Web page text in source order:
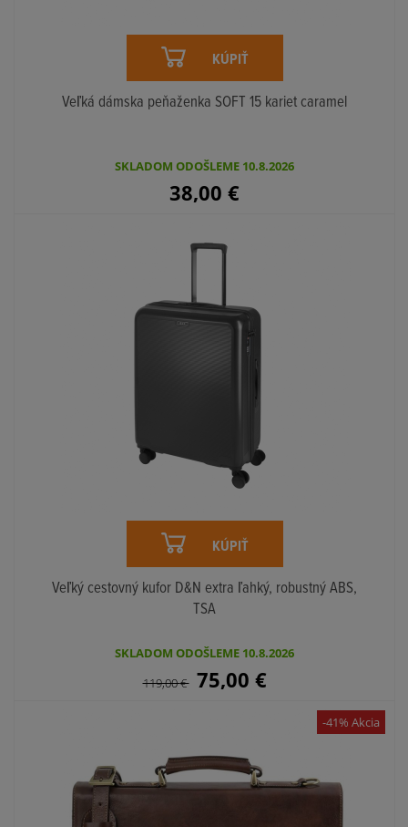
KÚPIŤ
Veľká dámska peňaženka SOFT 15 kariet caramel
SKLADOM ODOŠLEME 10.8.2026
38,00 €
KÚPIŤ
Veľký cestovný kufor D&N extra ľahký, robustný ABS,
TSA
SKLADOM ODOŠLEME 10.8.2026
119,00€ 75,00 €
-41% Akcia